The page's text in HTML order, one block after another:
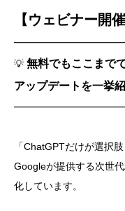
【ウェビナー開
💡 無料でもここまで
アップデートを一挙
「ChatGPTだけが選択
Googleが提供する次世
化しています。